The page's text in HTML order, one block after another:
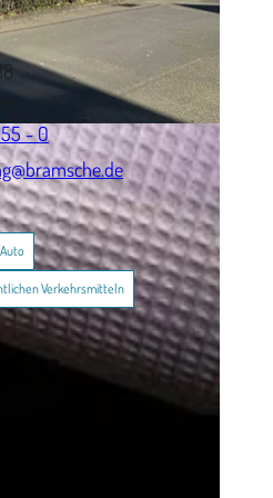
- 0
Verkehrsmitteln